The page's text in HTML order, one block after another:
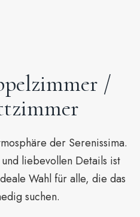
/
der Serenissima.
liebevollen Details ist
Wahl für alle, die das
suchen.